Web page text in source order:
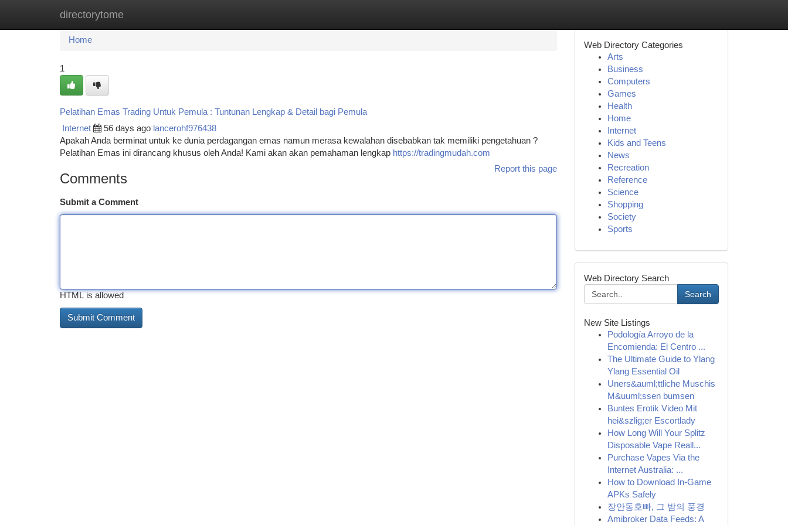
directorytome
Home New Site Listings
Home
1
Pelatihan Emas Trading Untuk Pemula : Tuntunan Lengkap & Detail bagi Pemula
Internet 56 days ago lancerohf976438
Apakah Anda berminat untuk ke dunia perdagangan emas namun merasa kewalahan disebabkan tak memiliki pengetahuan ?
Pelatihan Emas ini dirancang khusus oleh Anda! Kami akan akan pemahaman lengkap https://tradingmudah.com
Report this page
Comments
Submit a Comment
HTML is allowed
Web Directory Categories
Arts
Business
Computers
Games
Health
Home
Internet
Kids and Teens
News
Recreation
Reference
Science
Shopping
Society
Sports
Web Directory Search
Search
New Site Listings
Podología Arroyo de la
Encomienda: El Centro ...
The Ultimate Guide to Ylang
Ylang Essential Oil
Uners&auml;ttliche Muschis
M&uuml;ssen bumsen
Buntes Erotik Video Mit
hei&szlig;er Escortlady
How Long Will Your Splitz
Disposable Vape Reall...
Purchase Vapes Via the
Internet Australia: ...
How to Download In-Game
APKs Safely
장안동호빠, 그 밤의 풍경
Amibroker Data Feeds: A